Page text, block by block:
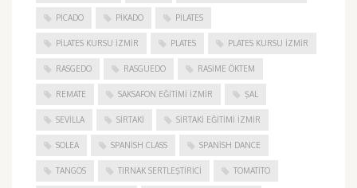
PICADO PIKADO PILATES
PILATES KURSU İZMIR PLATES PLATES KURSU İZMIR
RASGEDO RASGUEDO RASIME ÖKTEM
REMATE SAKSAFON EĞITIMI İZMIR ŞAL
SEVILLA SIRTAKI SIRTAKI EĞITIMI İZMIR
SOLEA SPANISH CLASS SPANISH DANCE
TANGOS TIRNAK SERTLEŞTIRICI TOMATITO